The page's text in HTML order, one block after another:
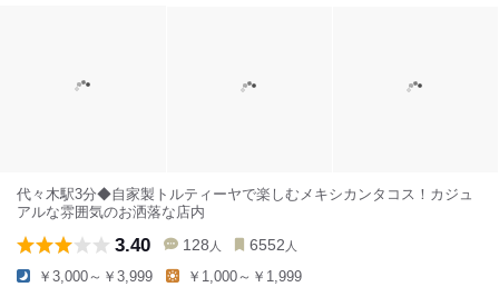
代々木駅3分◆自家製トルティーヤで楽しむメキシカンタコス！カジュ
アルな雰囲気のお洒落な店内
3.40 128 人 6552 人
￥3,000～￥3,999 ￥1,000～￥1,999